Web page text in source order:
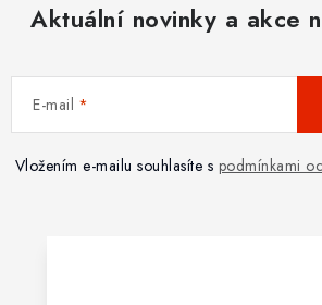
Aktuální novinky a akce
E-mail
Vložením e-mailu souhlasíte s podmínkami